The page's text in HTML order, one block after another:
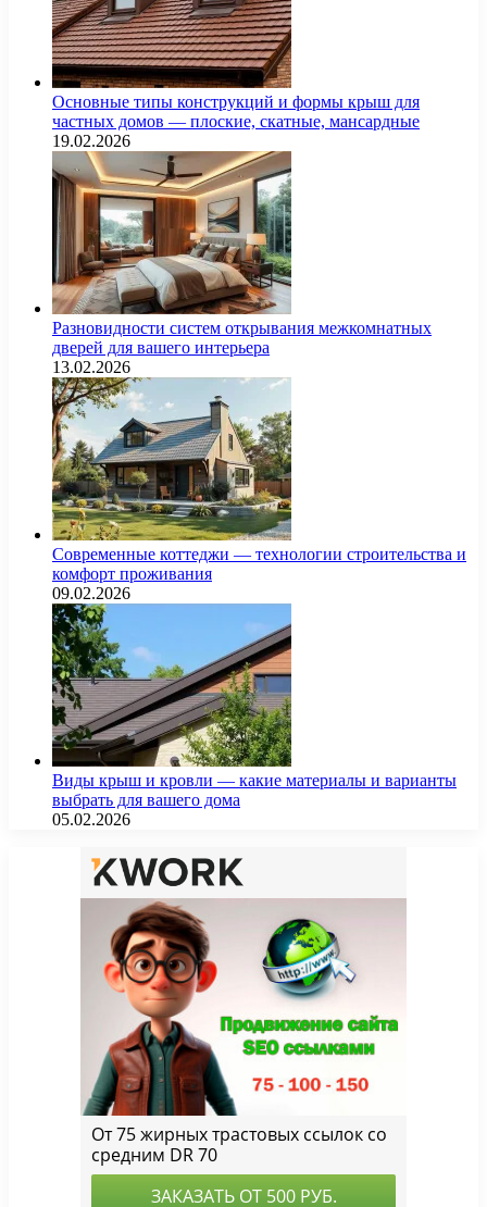
Основные типы конструкций и формы крыш для
частных домов — плоские, скатные, мансардные
19.02.2026
Разновидности систем открывания межкомнатных
дверей для вашего интерьера
13.02.2026
Современные коттеджи — технологии строительства и
комфорт проживания
09.02.2026
Виды крыш и кровли — какие материалы и варианты
выбрать для вашего дома
05.02.2026